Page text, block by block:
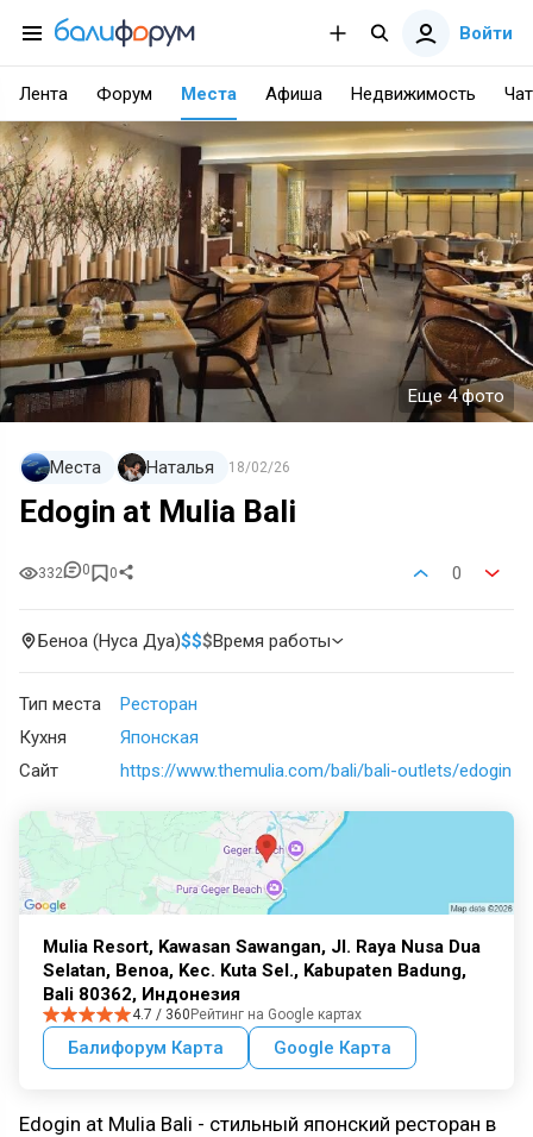
Войти
Лента Форум Места Афиша Недвижимость Чат
Еще 4 фото
Места Наталья 18/02/26
Edogin at Mulia Bali
332 0 0 0
Беноа (Нуса Дуа)$$$Время работы
Тип места
Ресторан
Кухня
Японская
Сайт
https://www.themulia.com/bali/bali-outlets/edogin
Mulia Resort, Kawasan Sawangan, Jl. Raya Nusa Dua
Selatan, Benoa, Kec. Kuta Sel., Kabupaten Badung,
Bali 80362, Индонезия
4.7 / 360Рейтинг на Google картах
Балифорум Карта Google Карта
Edogin at Mulia Bali - стильный японский ресторан в